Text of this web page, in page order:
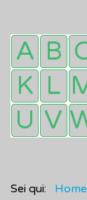
Sei qui:
Home